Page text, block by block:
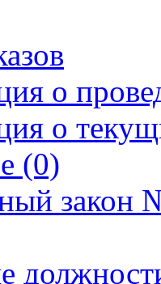
о
о
(0)
закон